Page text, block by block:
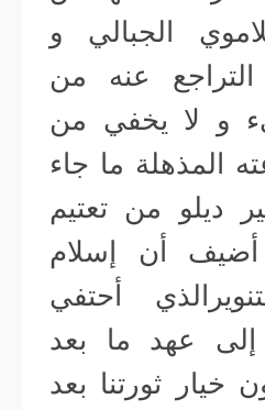
الجبالي و
عنه من
و لا يخفي من
المذهلة ما جاء
ديلو من تعتيم
أضيف أن إسلام
أحتفي
إلى عهد ما بعد
خيار ثورتنا بعد